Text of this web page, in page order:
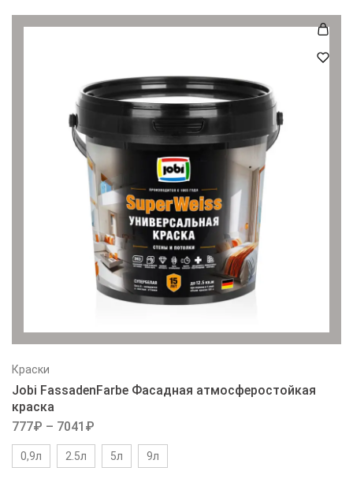
Краски
Jobi FassadenFarbe Фасадная атмосферостойкая
краска
777₽ – 7041 ₽
0,9л 2.5л 5л 9л